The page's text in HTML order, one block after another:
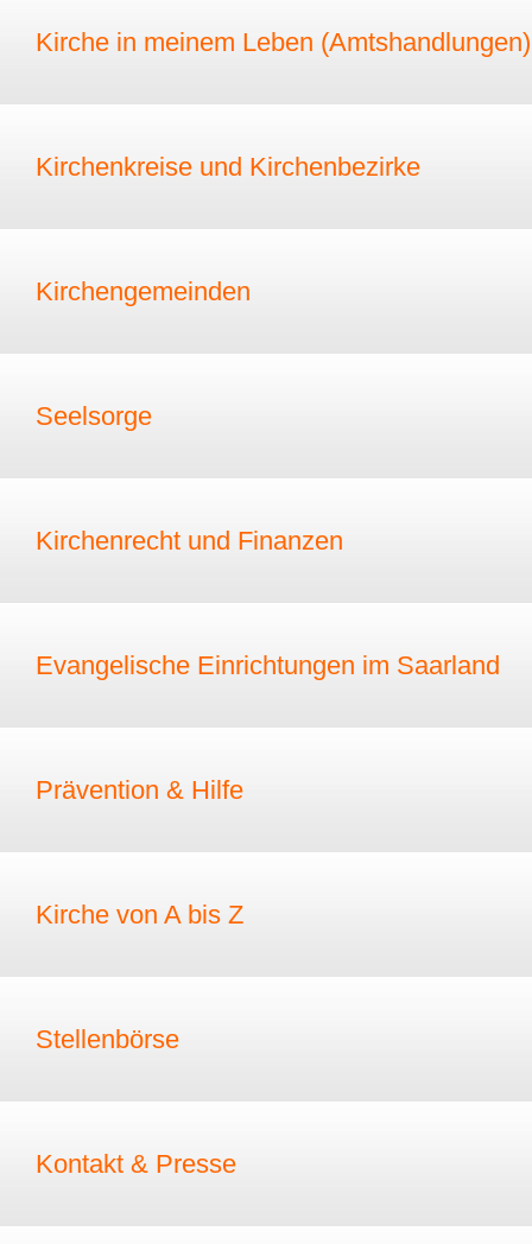
Kirche in meinem Leben (Amtshandlungen)
Kirchenkreise und Kirchenbezirke
Kirchengemeinden
Seelsorge
Kirchenrecht und Finanzen
Evangelische Einrichtungen im Saarland
Prävention & Hilfe
Kirche von A bis Z
Stellenbörse
Kontakt & Presse